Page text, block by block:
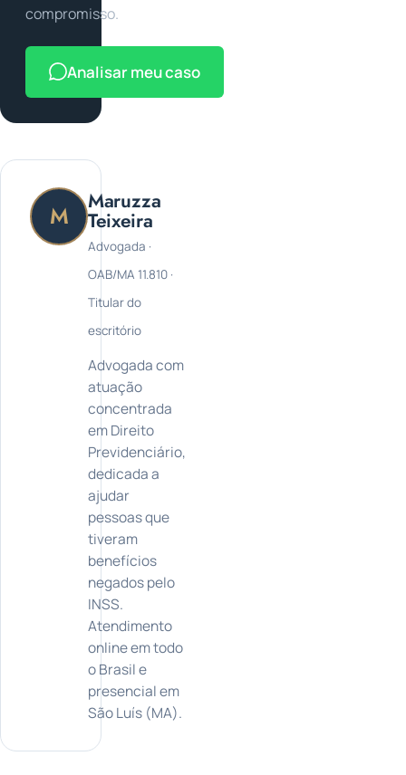
compromisso.
Analisar meu caso
M Maruzza
Teixeira
Advogada ·
OAB/MA 11.810 ·
Titular do
escritório
Advogada com
atuação
concentrada
em Direito
Previdenciário,
dedicada a
ajudar
pessoas que
tiveram
benefícios
negados pelo
INSS.
Atendimento
online em todo
o Brasil e
presencial em
São Luís (MA).